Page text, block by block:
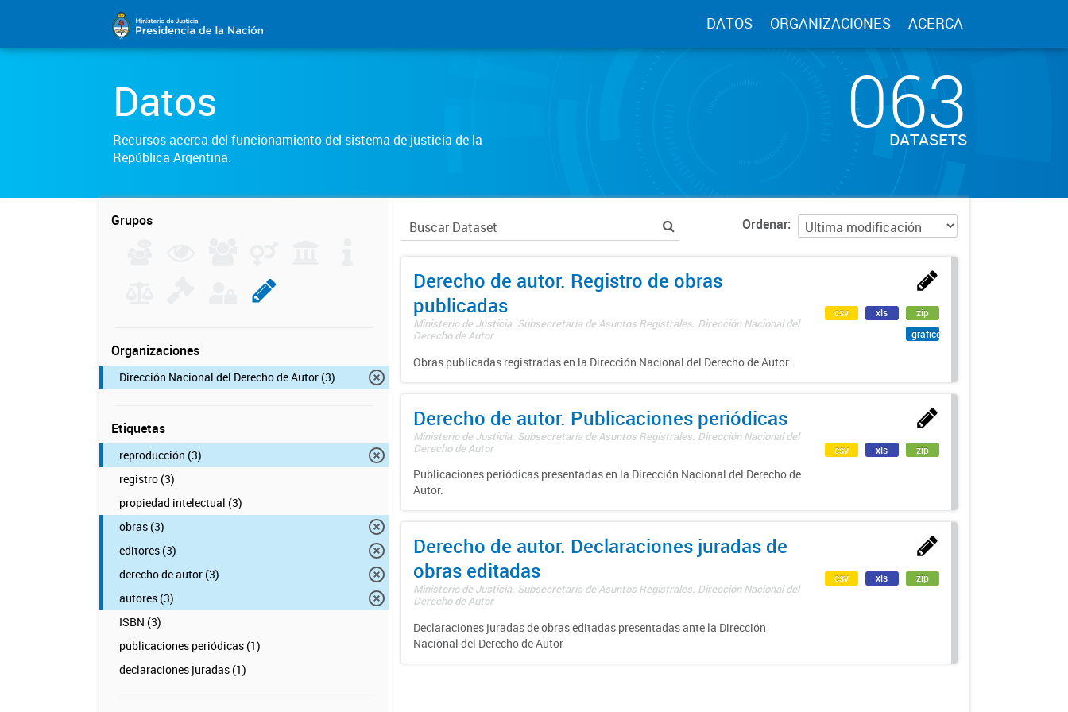
DATOS ORGANIZACIONES ACERCA
Datos
Recursos acerca del funcionamiento del sistema de justicia de la
República Argentina.
063
DATASETS
Grupos
Organizaciones
Dirección Nacional del Derecho de Autor (3)
Etiquetas
reproducción (3)
registro (3)
propiedad intelectual (3)
obras (3)
editores (3)
derecho de autor (3)
autores (3)
ISBN (3)
publicaciones periódicas (1)
declaraciones juradas (1)
Ordenar
Derecho de autor. Registro de obras
publicadas
Ministerio de Justicia. Subsecretaría de Asuntos Registrales. Dirección Nacional del
Derecho de Autor
Obras publicadas registradas en la Dirección Nacional del Derecho de Autor.
csv xls
zip
gráfico
Derecho de autor. Publicaciones periódicas
Ministerio de Justicia. Subsecretaría de Asuntos Registrales. Dirección Nacional del
Derecho de Autor
Publicaciones periódicas presentadas en la Dirección Nacional del Derecho de
Autor.
csv xls zip
Derecho de autor. Declaraciones juradas de
obras editadas
Ministerio de Justicia. Subsecretaría de Asuntos Registrales. Dirección Nacional del
Derecho de Autor
Declaraciones juradas de obras editadas presentadas ante la Dirección
Nacional del Derecho de Autor
csv xls zip